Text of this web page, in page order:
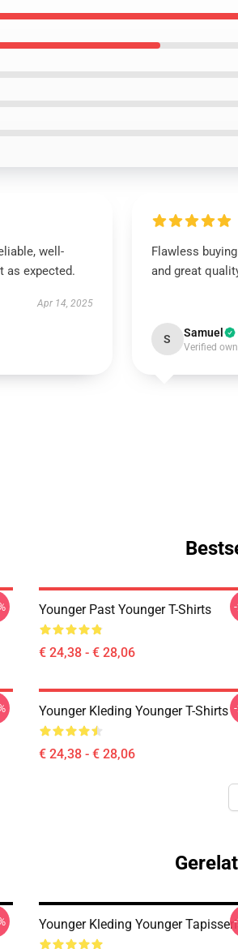
well-
as expected.
Apr 14, 2025
Flawless
and great
S Samuel
Verified
Younger Past Younger T-Shirts
€ 24,38 - € 28,06
Younger Kleding Younger T-Shirts
€ 24,38 - € 28,06
Younger Kleding Younger